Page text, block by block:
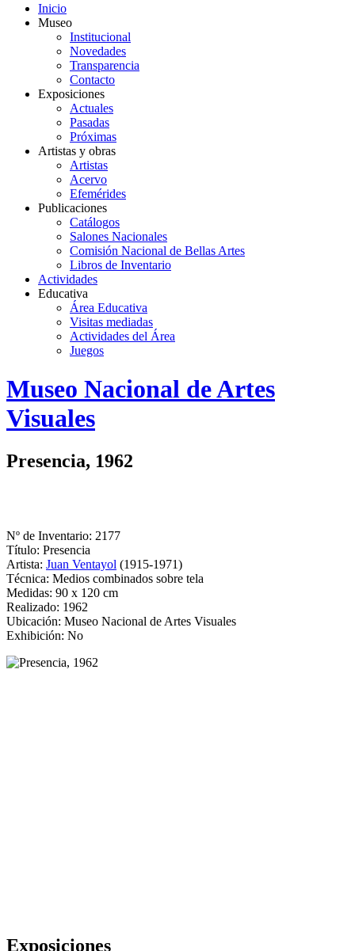
Inicio
Museo
Institucional
Novedades
Transparencia
Contacto
Exposiciones
Actuales
Pasadas
Próximas
Artistas y obras
Artistas
Acervo
Efemérides
Publicaciones
Catálogos
Salones Nacionales
Comisión Nacional de Bellas Artes
Libros de Inventario
Actividades
Educativa
Área Educativa
Visitas mediadas
Actividades del Área
Juegos
Logo
MNAV
Museo Nacional de Artes
Visuales
Presencia, 1962
Nº de Inventario: 2177
Título: Presencia
Artista: Juan Ventayol (1915-1971)
Técnica: Medios combinados sobre tela
Medidas: 90 x 120 cm
Realizado: 1962
Ubicación: Museo Nacional de Artes Visuales
Exhibición: No
Exposiciones